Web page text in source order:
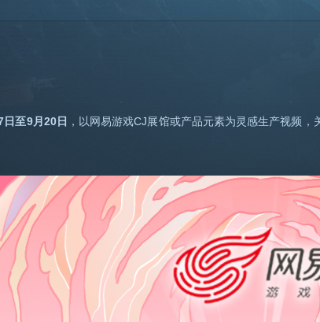
日至9月20日 ，以网易游戏CJ展馆或产品元素为灵感生产视频，